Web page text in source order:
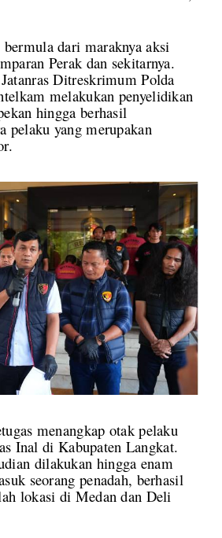
bermula dari maraknya aksi
Perak dan sekitarnya.
Ditreskrimum Polda
melakukan penyelidikan
hingga berhasil
pelaku yang merupakan
menangkap otak pelaku
Inal di Kabupaten Langkat.
dilakukan hingga enam
seorang penadah, berhasil
lokasi di Medan dan Deli